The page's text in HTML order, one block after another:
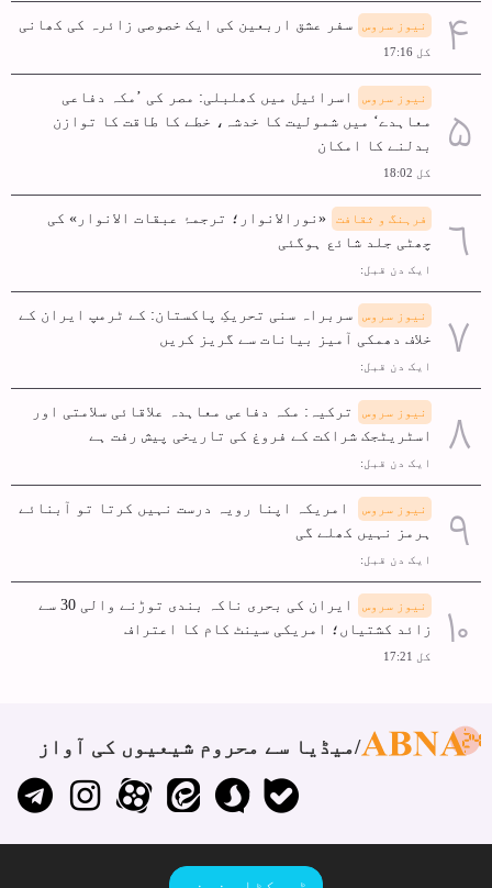
نیوز سروس سفر عشق اربعین کی ایک خصوصی زائرہ کی کھانی
کل 17:16
نیوز سروس
اسرائیل میں کھلبلی: مصر کی ’مکہ دفاعی
معاہدے‘ میں شمولیت کا خدشہ، خطے کا طاقت کا توازن
بدلنے کا امکان
کل 18:02
فرہنگ و ثقافت
«نورالانوار؛ ترجمۂ عبقات الانوار» کی
چھٹی جلد شائع ہوگئی
ایک دن قبل:
نیوز سروس
سربراہ سنی تحریکِ پاکستان: کے ٹرمپ ایران کے
خلاف دھمکی آمیز بیانات سے گریز کریں
ایک دن قبل:
نیوز سروس
ترکیہ: مکہ دفاعی معاہدہ علاقائی سلامتی اور
اسٹریٹجک شراکت کے فروغ کی تاریخی پیش رفت ہے
ایک دن قبل:
نیوز سروس
امریکہ اپنا رویہ درست نہیں کرتا تو آبنائے
ہرمز نہیں کھلے گی
ایک دن قبل:
نیوز سروس
ایران کی بحری ناکہ بندی توڑنے والی 30 سے
زائد کشتیاں؛ امریکی سینٹ کام کا اعتراف
کل 17:21
میڈیا سے محروم شیعیوں کی آواز